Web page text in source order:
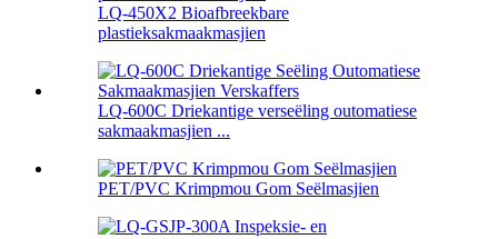
LQ-450X2 Bioafbreekbare
plastieksakmaakmasjien
LQ-600C Driekantige verseëling outomatiese
sakmaakmasjien ...
PET/PVC Krimpmou Gom Seëlmasjien